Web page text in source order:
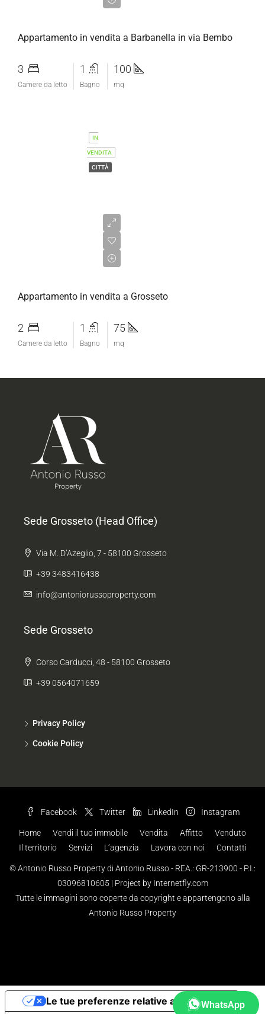
Appartamento in vendita a Barbanella in via Bembo
3
Camere da letto
1
Bagno
100
mq
IN
VENDITA
CITTÀ
Appartamento in vendita a Grosseto
2
Camere da letto
1
Bagno
75
mq
Sede Grosseto (Head Office)
Via M. D’Azeglio, 7 - 58100 Grosseto
+39 3483416438
info@antoniorussoproperty.com
Sede Grosseto
Corso Carducci, 48 - 58100 Grosseto
+39 0564071659
Privacy Policy
Cookie Policy
Facebook Twitter LinkedIn Instagram
Home Vendi il tuo immobile Vendita Affitto
Venduto
Il territorio
Servizi L’agenzia Lavora con noi Contatti
© Antonio Russo Property di Antonio Russo - REA.: GR-213900 - P.I.:
03096810605 | Project by Internetfly.com
Tutte le immagini sono coperte da copyright e appartengono alla
Antonio Russo Property
WhatsApp
Le tue preferenze relative alla privacy